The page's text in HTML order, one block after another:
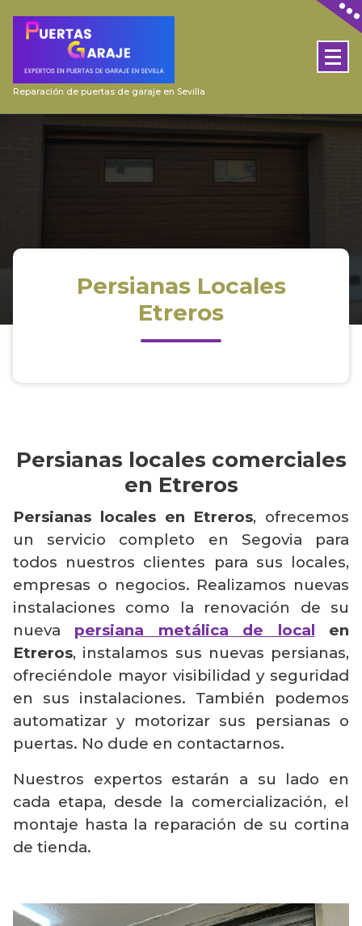
Reparación de puertas de garaje en Sevilla
Persianas Locales
Etreros
Persianas locales comerciales
en Etreros
Persianas locales en Etreros, ofrecemos
un servicio completo en Segovia para
todos nuestros clientes para sus locales,
empresas o negocios. Realizamos nuevas
instalaciones como la renovación de su
nueva persiana metálica de local en
Etreros, instalamos sus nuevas persianas,
ofreciéndole mayor visibilidad y seguridad
en sus instalaciones. También podemos
automatizar y motorizar sus persianas o
puertas. No dude en contactarnos.
Nuestros expertos estarán a su lado en
cada etapa, desde la comercialización, el
montaje hasta la reparación de su cortina
de tienda.